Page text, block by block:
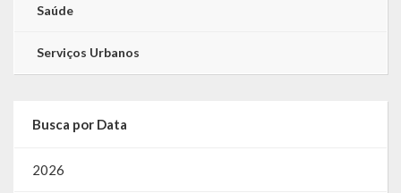
Saúde
Serviços Urbanos
Busca por Data
2026